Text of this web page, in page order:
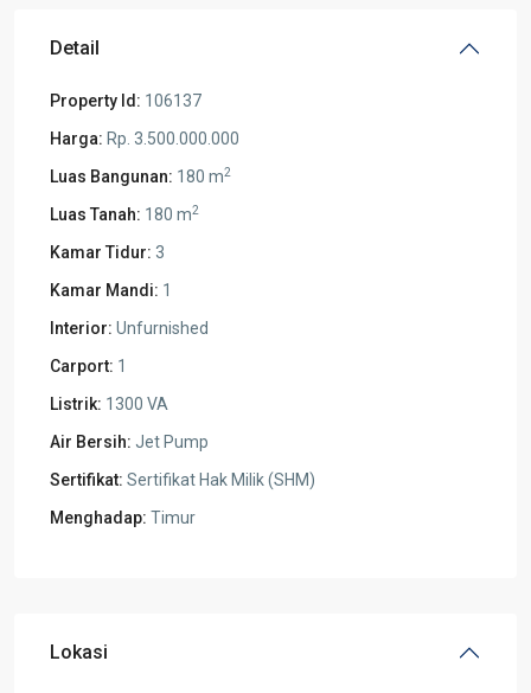
Detail
Property Id: 106137
Harga: Rp. 3.500.000.000
Luas Bangunan: 180 m2
Luas Tanah: 180 m2
Kamar Tidur: 3
Kamar Mandi: 1
Interior: Unfurnished
Carport: 1
Listrik: 1300 VA
Air Bersih: Jet Pump
Sertifikat: Sertifikat Hak Milik (SHM)
Menghadap: Timur
Lokasi